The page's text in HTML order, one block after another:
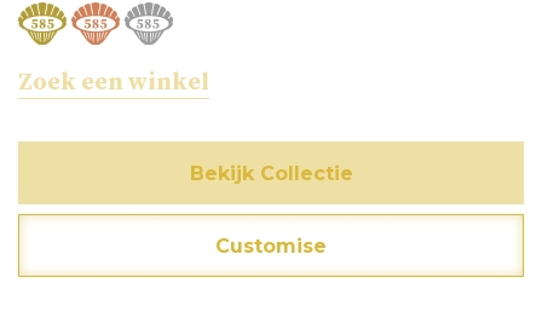
Zoek een winkel
Bekijk Collectie
Customise